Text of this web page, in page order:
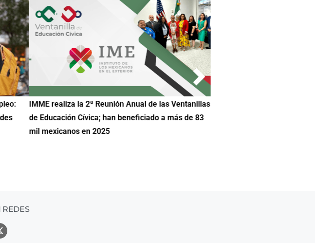
IMME realiza la 2ª Reunión Anual de las Ventanillas
de Educación Cívica; han beneficiado a más de 83
mil mexicanos en 2025
REDES